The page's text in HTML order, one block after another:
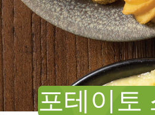
포테이토